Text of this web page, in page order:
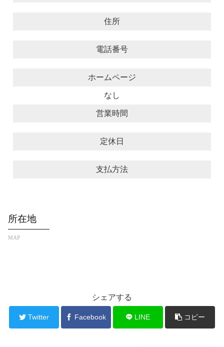
住所
電話番号
ホームページ
なし
営業時間
定休日
支払方法
所在地
MAP
シェアする
Twitter Facebook LINE コピー